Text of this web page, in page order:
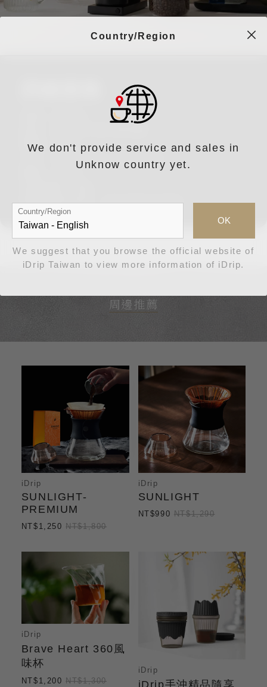
電壓：120V
尺寸：239 x 105 x 241.5 mm
電壓/頻率/功率：120v/60hz/150w
周邊推薦
iDrip
SUNLIGHT-
PREMIUM
NT$1,250NT$1,800
iDrip
SUNLIGHT
NT$990 NT$1,290
iDrip
Brave Heart 360風
味杯
NT$1,200NT$1,300
iDrip
Country/Region
We don't provide service and sales in
Unknow country yet.
Country/Region
OK
We suggest that you browse the official website of
iDrip Taiwan to view more information of iDrip.